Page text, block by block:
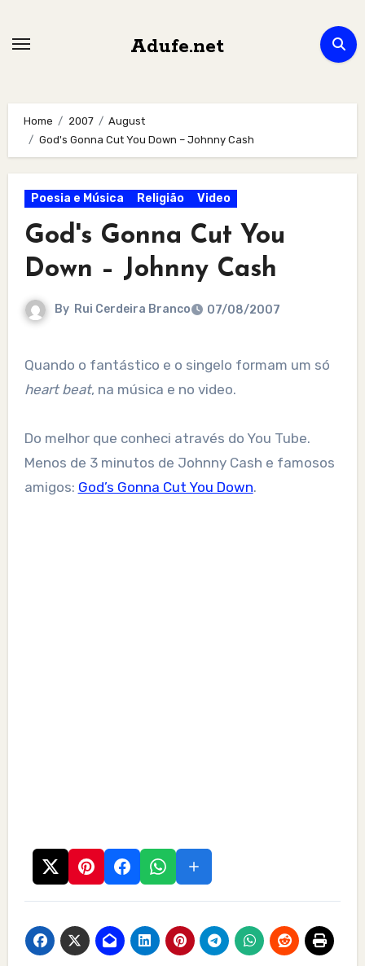
Adufe.net
Home 2007
August
God's Gonna Cut You Down – Johnny Cash
Poesia e Música Religião Video
God's Gonna Cut You
Down – Johnny Cash
By Rui Cerdeira Branco 07/08/2007
Quando o fantástico e o singelo formam um só
heart beat, na música e no video.
Do melhor que conheci através do You Tube.
Menos de 3 minutos de Johnny Cash e famosos
amigos: God’s Gonna Cut You Down.